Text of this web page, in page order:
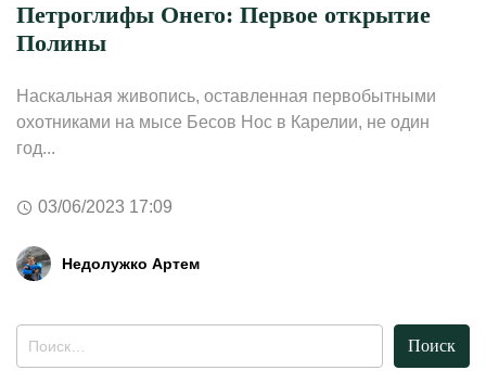
Петроглифы Онего: Первое открытие
Полины
Наскальная живопись, оставленная первобытными
охотниками на мысе Бесов Нос в Карелии, не один
год...
03/06/2023 17:09
Недолужко Артем